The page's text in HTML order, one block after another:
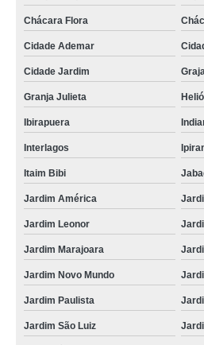
gráfica de cordão para crachá em poliéster
empresas que fazem cordão para crachá
fábrica de cordão para crachá orçamento
cordões poliéster para crachás Jabaquara
gráfica de cordão de crachá poliéster Praça
fábrica de cordão para crachá Guararema
cordão para crachá em poliéster
cordão de crachá poliéster Barueri
cordões em poliéster para crachás Artur
empresas que fazem cordão para crachá
cordão para crachá personalizado Raposo
Chácara Flora
Cidade Ademar
Cidade Jardim
Granja Julieta
Ibirapuera
Interlagos
Itaim Bibi
Jardim América
Jardim Leonor
Jardim Marajoara
Jardim Novo Mundo
Jardim Paulista
Jardim São Luiz